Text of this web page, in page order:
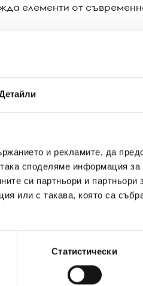
и рекламите, да
споделяме информация за
си партньори и партньори
или с такава, която са
Статистически
елементи от